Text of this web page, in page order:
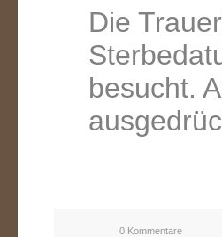
Die
besucht.
0 Kommentare